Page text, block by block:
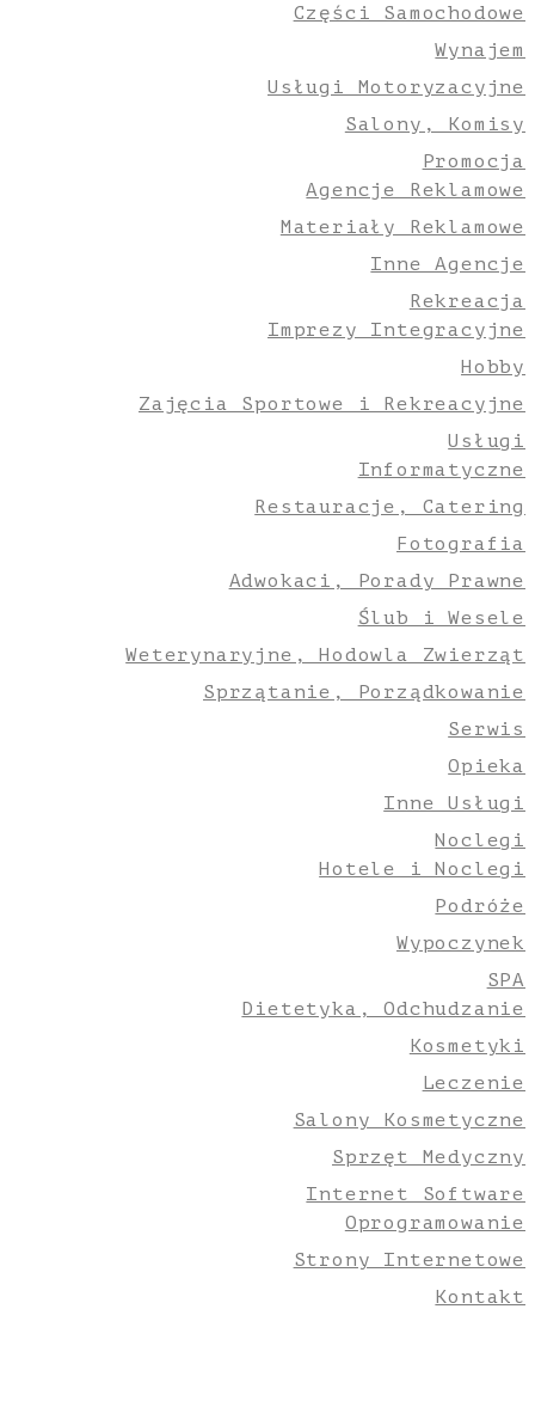
Części Samochodowe
Wynajem
Usługi Motoryzacyjne
Salony, Komisy
Promocja
Agencje Reklamowe
Materiały Reklamowe
Inne Agencje
Rekreacja
Imprezy Integracyjne
Hobby
Zajęcia Sportowe i Rekreacyjne
Usługi
Informatyczne
Restauracje, Catering
Fotografia
Adwokaci, Porady Prawne
Ślub i Wesele
Weterynaryjne, Hodowla Zwierząt
Sprzątanie, Porządkowanie
Serwis
Opieka
Inne Usługi
Noclegi
Hotele i Noclegi
Podróże
Wypoczynek
SPA
Dietetyka, Odchudzanie
Kosmetyki
Leczenie
Salony Kosmetyczne
Sprzęt Medyczny
Internet Software
Oprogramowanie
Strony Internetowe
Kontakt